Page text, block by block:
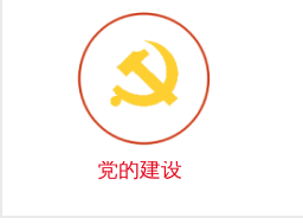
党的建设